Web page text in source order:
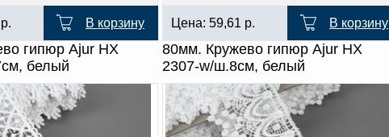
р. В корзину Цена: 59,61 р. В корзину
гипюр Ajur HX
белый
80мм. Кружево гипюр Ajur HX
2307-w/ш.8см, белый